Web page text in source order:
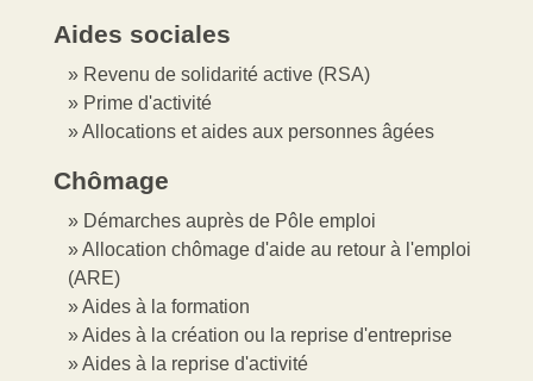
Aides sociales
Revenu de solidarité active (RSA)
Prime d'activité
Allocations et aides aux personnes âgées
Chômage
Démarches auprès de Pôle emploi
Allocation chômage d'aide au retour à l'emploi
(ARE)
Aides à la formation
Aides à la création ou la reprise d'entreprise
Aides à la reprise d'activité